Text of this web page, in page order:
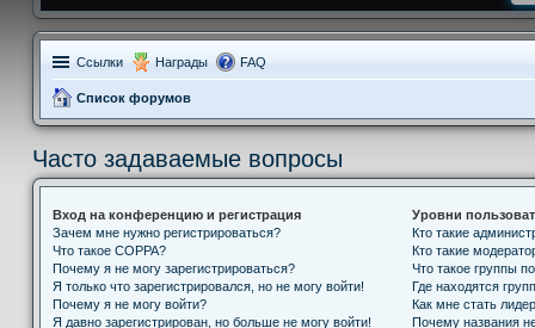
Ссылки Награды FAQ
Список форумов
Часто задаваемые вопросы
Вход на конференцию и регистрация
Зачем мне нужно регистрироваться?
Что такое COPPA?
Почему я не могу зарегистрироваться?
Я только что зарегистрировался, но не могу войти!
Почему я не могу войти?
Я давно зарегистрирован, но больше не могу войти!
Уровни
Кто такие
Кто такие
Что такое группы
Где находятся
Как мне стать
Почему названия